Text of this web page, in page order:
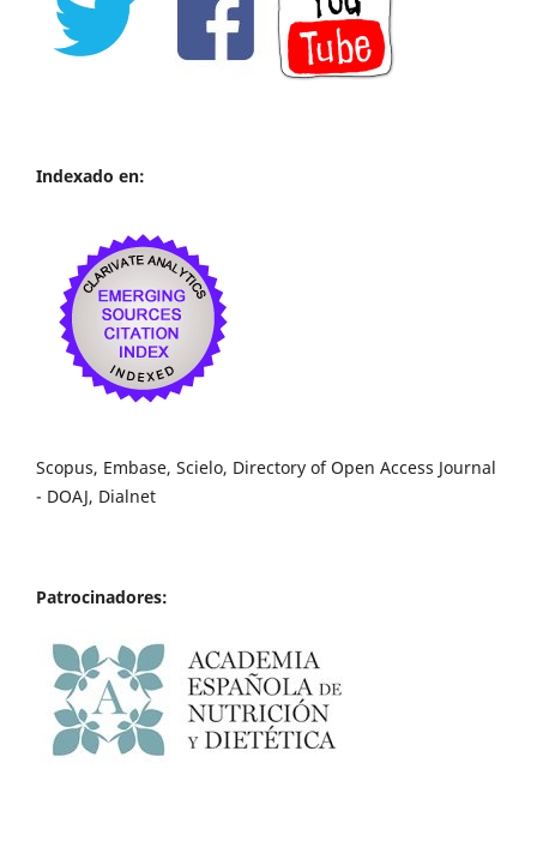
Indexado en:
Scopus, Embase, Scielo, Directory of Open Access Journal
- DOAJ, Dialnet
Patrocinadores: